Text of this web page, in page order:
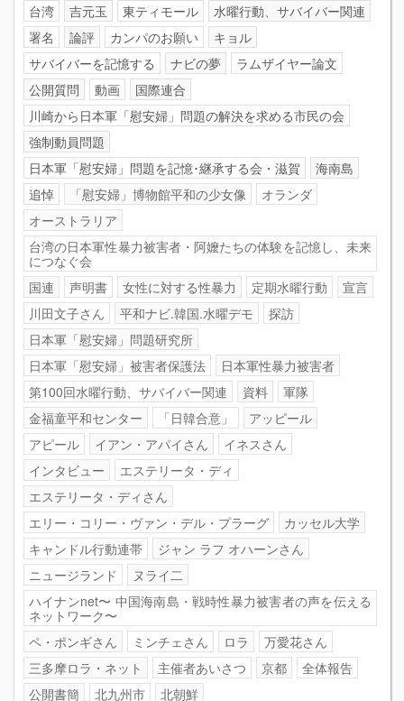
台湾
吉元玉 東ティモール
水曜行動、サバイバー関連
署名
論評 カンパのお願い
キョル
サバイバーを記憶する
ナビの夢
ラムザイヤー論文
公開質問
動画
国際連合
川崎から日本軍「慰安婦」問題の解決を求める市民の会
強制動員問題
日本軍「慰安婦」問題を記憶･継承する会・滋賀
海南島
追悼
「慰安婦」博物館平和の少女像
オランダ
オーストラリア
台湾の日本軍性暴力被害者・阿嬤たちの体験を記憶し、未来
につなぐ会
国連
声明書 女性に対する性暴力 定期水曜行動
宣言
川田文子さん
平和ナビ.韓国.水曜デモ
探訪
日本軍「慰安婦」問題研究所
日本軍「慰安婦」被害者保護法
日本軍性暴力被害者
第100回水曜行動、サバイバー関連
資料
軍隊
金福童平和センター
「日韓合意」
アッピール
アピール
イアン・アパイさん
イネスさん
インタビュー
エステリータ・ディ
エステリータ・ディさん
エリー・コリー・ヴァン・デル・プラーグ
カッセル大学
キャンドル行動連帯
ジャン ラフ オハーンさん
ニュージランド
ヌライ二
ハイナンnet〜 中国海南島・戦時性暴力被害者の声を伝える
ネットワーク〜
ペ・ポンギさん
ミンチェさん ロラ
万愛花さん
三多摩ロラ・ネット
主催者あいさつ 京都
全体報告
公開書簡
北九州市
北朝鮮